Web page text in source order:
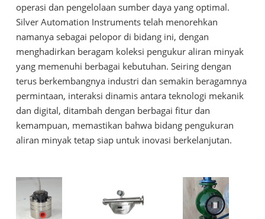
operasi dan pengelolaan sumber daya yang optimal.
Silver Automation Instruments telah menorehkan
namanya sebagai pelopor di bidang ini, dengan
menghadirkan beragam koleksi pengukur aliran minyak
yang memenuhi berbagai kebutuhan. Seiring dengan
terus berkembangnya industri dan semakin beragamnya
permintaan, interaksi dinamis antara teknologi mekanik
dan digital, ditambah dengan berbagai fitur dan
kemampuan, memastikan bahwa bidang pengukuran
aliran minyak tetap siap untuk inovasi berkelanjutan.